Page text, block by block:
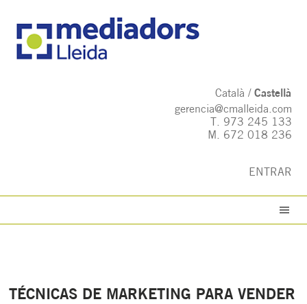
Català
Castellà
gerencia@cmalleida.com
T. 973 245 133
M. 672 018 236
ENTRAR
TÉCNICAS DE MARKETING PARA VENDER